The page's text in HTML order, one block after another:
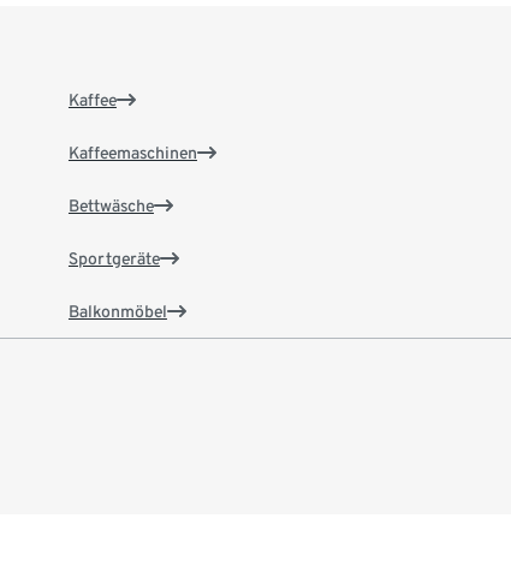
Kaffee
Kaffeemaschinen
Bettwäsche
Sportgeräte
Balkonmöbel